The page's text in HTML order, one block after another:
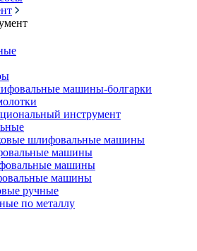
машины-болгарки
инструмент
шлифовальные машины
машины
машины
машины
ручные
по металлу